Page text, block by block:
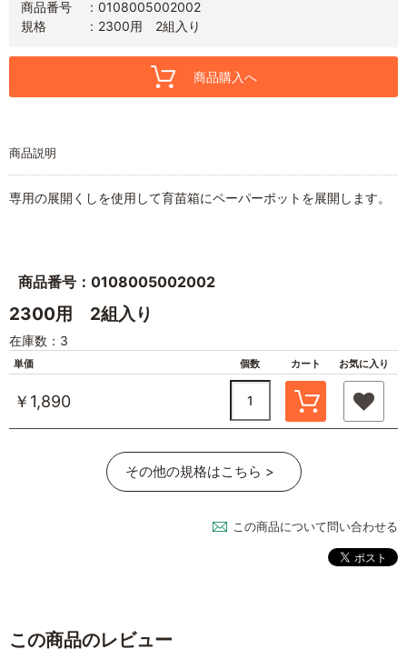
商品番号
0108005002002
規格
2300用 2組入り
商品購入へ
商品説明
専用の展開くしを使用して育苗箱にペーパーポットを展開します。
商品番号：0108005002002
2300用 2組入り
在庫数：3
単価 個数 カート お気に入り
￥1,890
その他の規格はこちら >
この商品について問い合わせる
この商品のレビュー